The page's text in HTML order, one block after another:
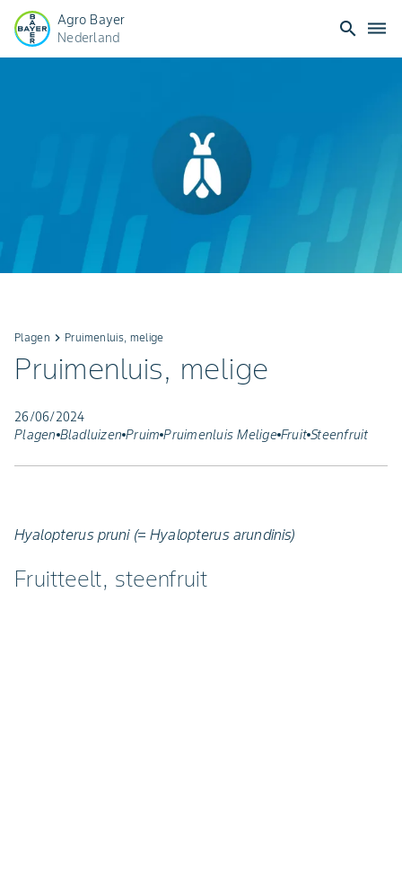
Agro Bayer
Nederland
search dehaze
Plagen keyboard_arrow_right Pruimenluis, melige
Pruimenluis, melige
26/06/2024
Plagen Bladluizen Pruim Pruimenluis Melige Fruit Steenfruit
Hyalopterus pruni (= Hyalopterus arundinis)
Fruitteelt, steenfruit